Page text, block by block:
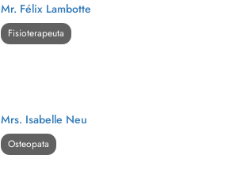
Mr. Félix Lambotte
Fisioterapeuta
Mrs. Isabelle Neu
Osteopata